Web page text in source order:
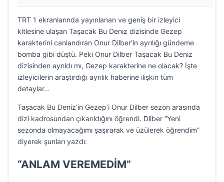
TRT 1 ekranlarında yayınlanan ve geniş bir izleyici
kitlesine ulaşan Taşacak Bu Deniz dizisinde Gezep
karakterini canlandıran Onur Dilber’in ayrılığı gündeme
bomba gibi düştü. Peki Onur Dilber Taşacak Bu Deniz
dizisinden ayrıldı mı, Gezep karakterine ne olacak? İşte
izleyicilerin araştırdığı ayrılık haberine ilişkin tüm
detaylar…
Taşacak Bu Deniz’in Gezep’i Onur Dilber sezon arasında
dizi kadrosundan çıkarıldığını öğrendi. Dilber “Yeni
sezonda olmayacağımı şaşırarak ve üzülerek öğrendim”
diyerek şunları yazdı:
“ANLAM VEREMEDİM”